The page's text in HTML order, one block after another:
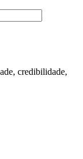
credibilidade,